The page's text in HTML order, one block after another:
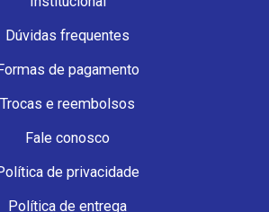
Dúvidas frequentes
de pagamento
Trocas e reembolsos
Fale conosco
de privacidade
Política de entrega